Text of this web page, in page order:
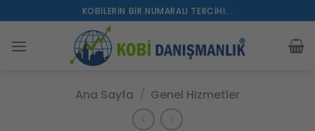
atla
KOBILERIN BIR NUMARALI TERCIHI...
Ana Sayfa / Genel Hizmetler